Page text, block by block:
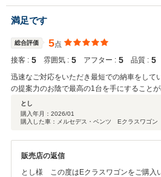
せ。 いけ様とご家族のカーライフが素敵
タッフ一同、しっかりとサポートさせてい
いお付き合いを宜しくお願い致します。
南 青木悠真
満足です
総合評価 5点
接客 : 5 雰囲気 : 5 アフター : 5 品質 : 5
迅速なご対応をいただき最短での納車をして
の提案力のお陰で最高の1台を手にすることが
とし
購入年月： 2026/01
購入した車：メルセデス・ベンツ Eクラスワゴン
販売店の返信
とし様 この度はEクラスワゴンをご購入